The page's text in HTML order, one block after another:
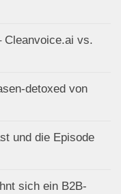
Cleanvoice.ai vs.
detoxed von
und die Episode
sich ein B2B-